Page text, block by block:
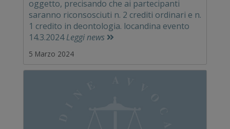
oggetto, precisando che ai partecipanti
saranno riconsosciuti n. 2 crediti ordinari e n.
1 credito in deontologia. locandina evento
14.3.2024Leggi news
5 Marzo 2024